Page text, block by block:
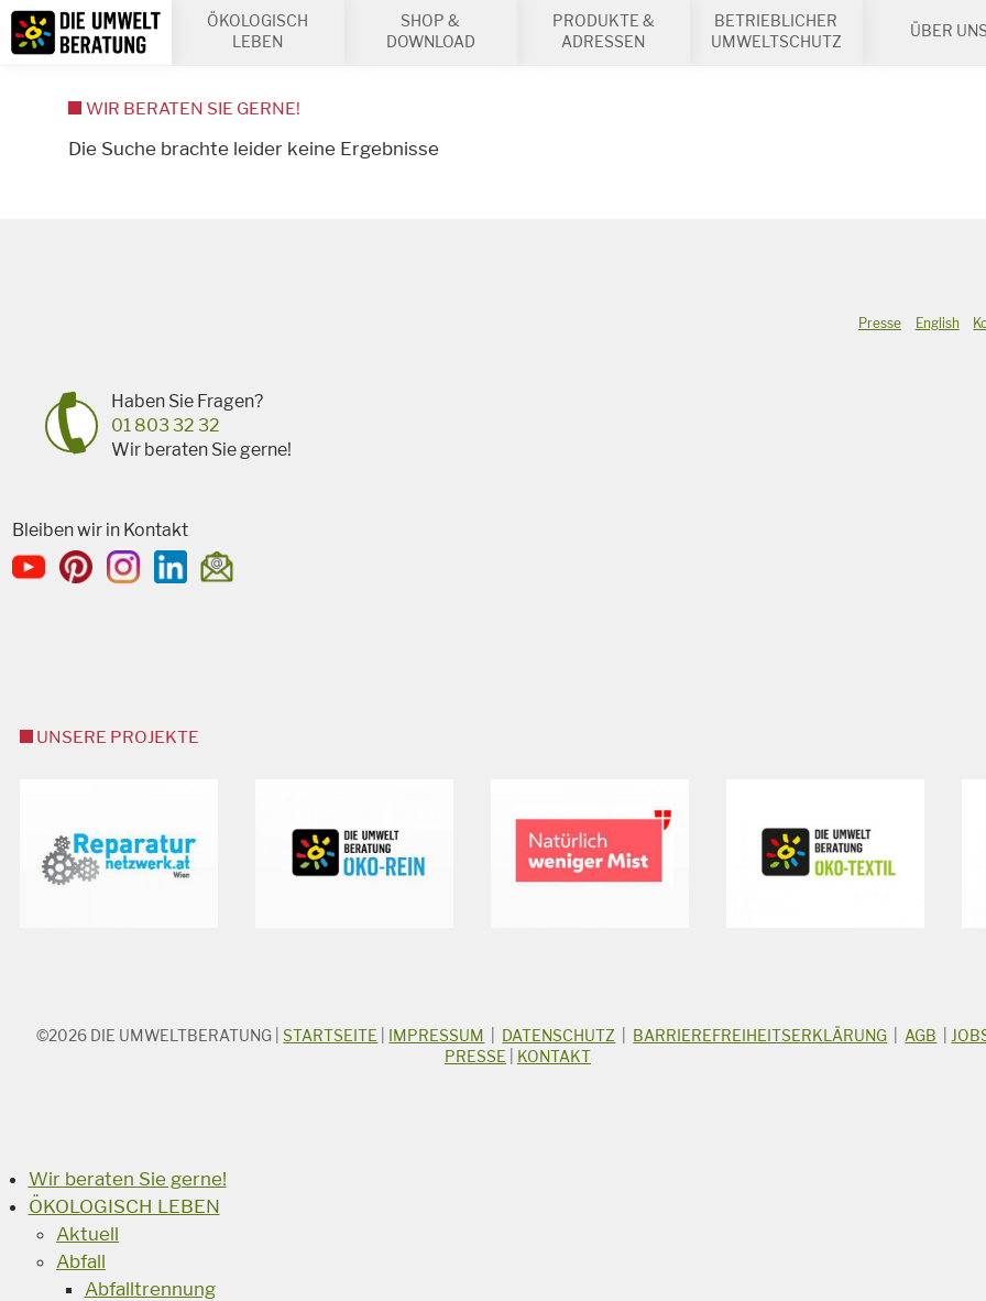
Inhalt
Suche
ÖKOLOGISCH
LEBEN
SHOP &
DOWNLOAD
PRODUKTE &
ADRESSEN
BETRIEBLICHER
UMWELTSCHUTZ
ÜBER
Die Suche brachte leider keine Ergebnisse
WIR BERATEN SIE GERNE!
Presse English
Haben Sie Fragen?
01 803 32 32
Wir beraten Sie gerne!
Bleiben wir in Kontakt
UNSERE PROJEKTE
©2026 DIE UMWELTBERATUNG |STARTSEITE IMPRESSUM DATENSCHUTZ BARRIEREFREIHEITSERKLÄRUNG AGB
PRESSE
KONTAKT
Wir beraten Sie gerne!
ÖKOLOGISCH LEBEN
Aktuell
Abfall
Abfalltrennung